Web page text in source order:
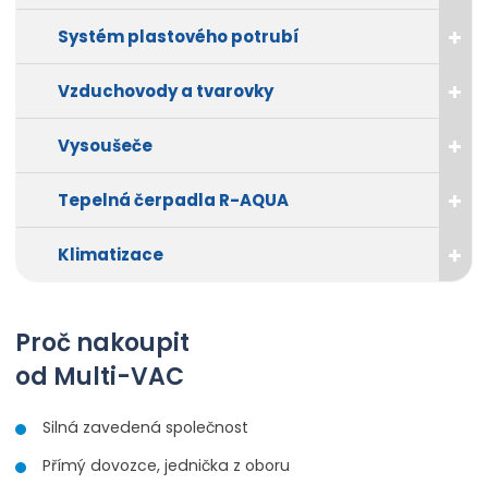
Systém plastového potrubí
Vzduchovody a tvarovky
Vysoušeče
Tepelná čerpadla R-AQUA
Klimatizace
Proč nakoupit
od Multi-VAC
Silná zavedená společnost
Přímý dovozce, jednička z oboru